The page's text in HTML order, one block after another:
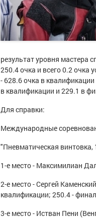
результат уровня мастера
250.4 очка и всего 0.2
- 628.6 очка в
в квалификации и 229.1 в
Для справки:
Международные
"Пневматическая
1-е место - Максимилиан
2-е место - Сергей
квалификации; 250.4 - финал
3-е место - Истван Пени